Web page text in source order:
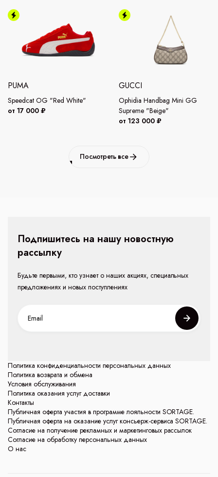
PUMA
Speedcat OG "Red White"
от 17 000 ₽
GUCCI
Ophidia Handbag Mini GG
Supreme "Beige"
от 123 000 ₽
Посмотреть все
Политика конфиденциальности персональных данных
Политика возврата и обмена
Условия обслуживания
Политика оказания услуг доставки
Контакты
Публичная оферта участия в программе лояльности SORTAGE.
Публичная оферта на оказание услуг консьерж-сервиса SORTAGE.
Согласие на получение рекламных и маркетинговых рассылок
Согласие на обработку персональных данных
О нас
Подпишитесь на нашу новостную
рассылку
Будьте первыми, кто узнает о наших акциях, специальных
предложениях и новых поступлениях